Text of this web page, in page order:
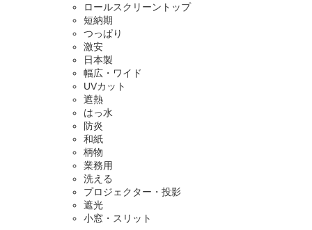
ロールスクリーントップ
短納期
つっぱり
激安
日本製
幅広・ワイド
UVカット
遮熱
はっ水
防炎
和紙
柄物
業務用
洗える
プロジェクター・投影
遮光
小窓・スリット